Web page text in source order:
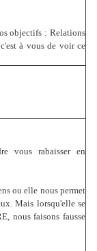
objectifs : Relations
à vous de voir ce
vous rabaisser en
ou elle nous permet
Mais lorsqu'elle se
nous faisons fausse